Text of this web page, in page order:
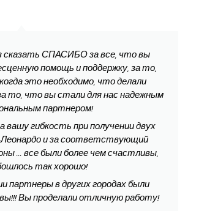
сказать СПАСИБО за все, что вы
помощь и поддержку, за то,
это необходимо, что делали
то, что вы стали для нас надежным
партнером!
вашу гибкость при получении двух
и за соответствующий
... все были более чем счастливы,
так хорошо!
в других городах были
Вы проделали отличную работу!